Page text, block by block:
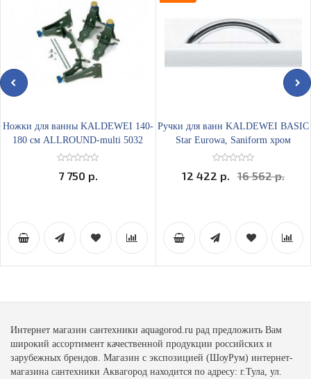
Ножки для ванны KALDEWEI 140-
180 см ALLROUND-multi 5032
7 750 р.
Ручки для ванн KALDEWEI BASIC
Star Eurowa, Saniform хром
12 422 р. 16 562 р.
Интернет магазин сантехники aquagorod.ru рад предложить Вам
широкий ассортимент качественной продукции российских и
зарубежных брендов. Магазин с экспозицией (ШоуРум) интернет-
магазина сантехники Аквагород находится по адресу: г.Тула, ул.